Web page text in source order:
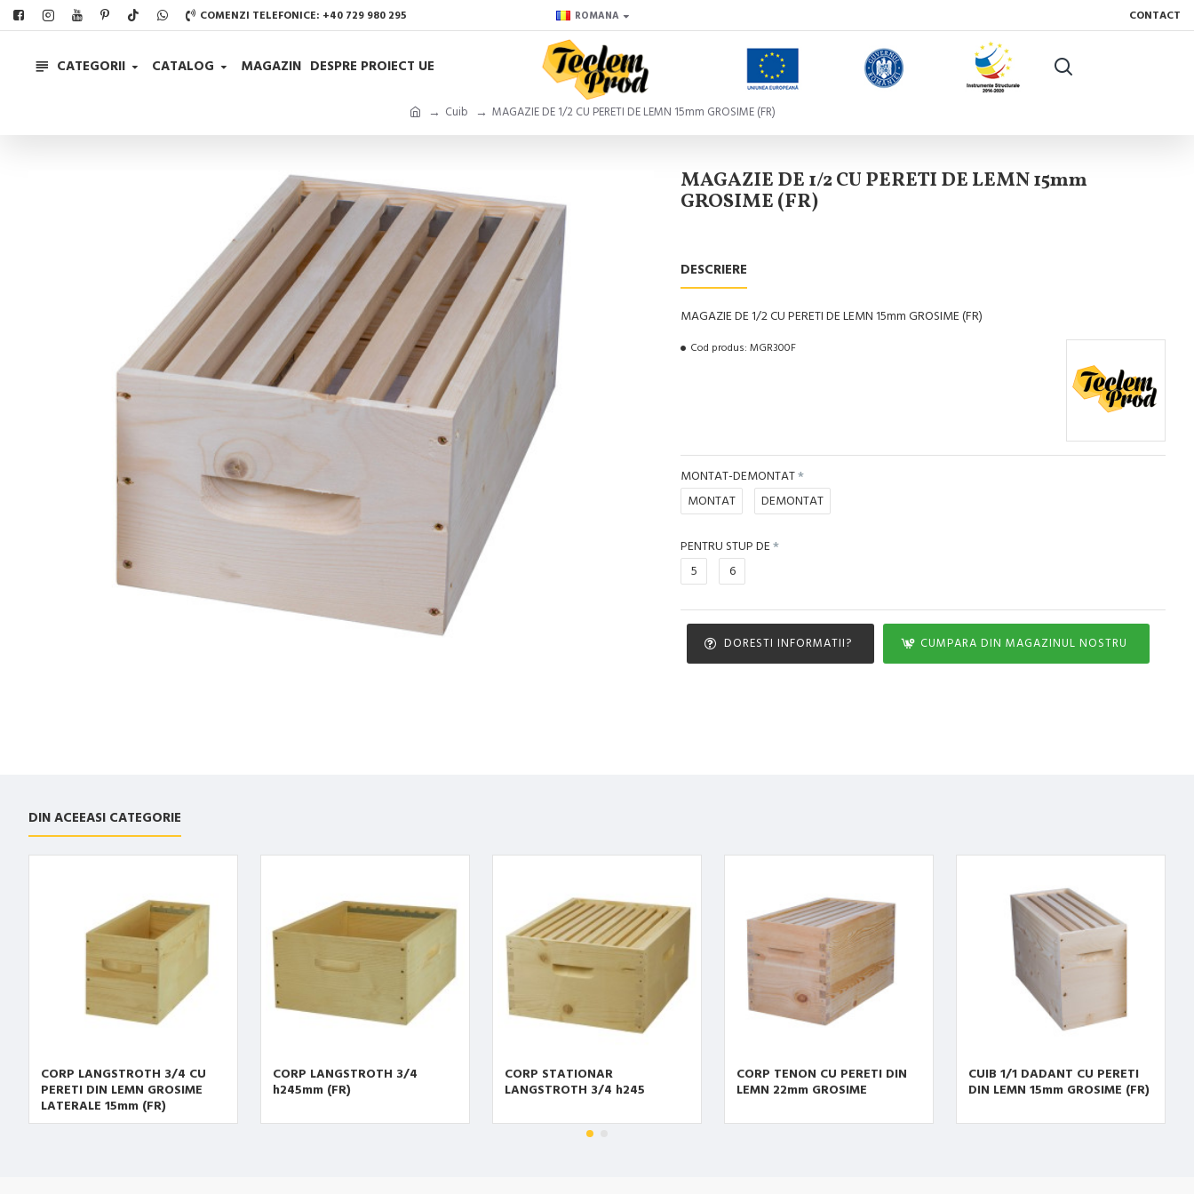
COMENZI TELEFONICE: +40 729 980 295 ROMANA CONTACT
CATEGORII CATALOG MAGAZIN DESPRE PROIECT UE
Cuib MAGAZIE DE 1/2 CU PERETI DE LEMN 15mm GROSIME (FR)
MAGAZIE DE 1/2 CU PERETI DE LEMN 15mm
GROSIME (FR)
DESCRIERE
MAGAZIE DE 1/2 CU PERETI DE LEMN 15mm GROSIME (FR)
Cod produs: MGR300F
MONTAT-DEMONTAT
MONTAT
DEMONTAT
PENTRU STUP DE
5
6
DORESTI INFORMATII? CUMPARA DIN MAGAZINUL NOSTRU
DIN ACEEASI CATEGORIE
CORP LANGSTROTH 3/4 CU
PERETI DIN LEMN GROSIME
LATERALE 15mm (FR)
CORP LANGSTROTH 3/4
h245mm (FR)
CORP STATIONAR
LANGSTROTH 3/4 h245
CORP TENON CU PERETI DIN
LEMN 22mm GROSIME
CUIB 1/1 DADANT CU PERETI
DIN LEMN 15mm GROSIME (FR)